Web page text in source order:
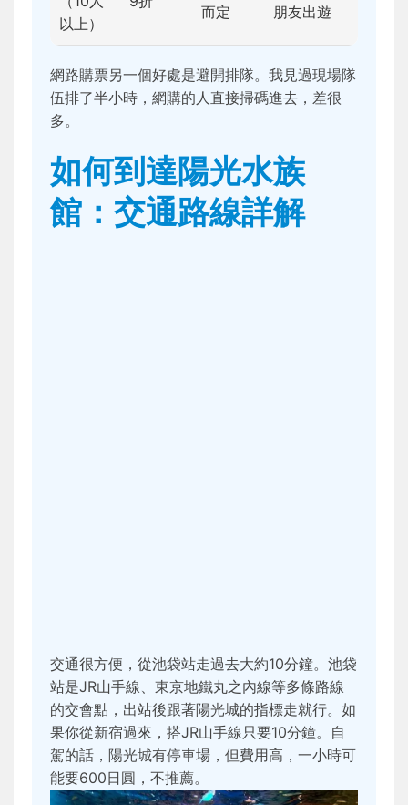
以上）
而定 朋友出遊
網路購票另一個好處是避開排隊。我見過現場隊
伍排了半小時，網購的人直接掃碼進去，差很
多。
如何到達陽光水族
館：交通路線詳解
交通很方便，從池袋站走過去大約10分鐘。池袋
站是JR山手線、東京地鐵丸之內線等多條路線
的交會點，出站後跟著陽光城的指標走就行。如
果你從新宿過來，搭JR山手線只要10分鐘。自
駕的話，陽光城有停車場，但費用高，一小時可
能要600日圓，不推薦。